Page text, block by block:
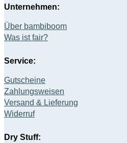
Unternehmen:
Über bambiboom
Was ist fair?
Service:
Gutscheine
Zahlungsweisen
Versand & Lieferung
Widerruf
Dry Stuff: